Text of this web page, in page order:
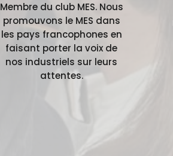
Membre du club MES. Nous
promouvons le MES dans
les pays francophones en
faisant porter la voix de
nos industriels sur leurs
attentes.